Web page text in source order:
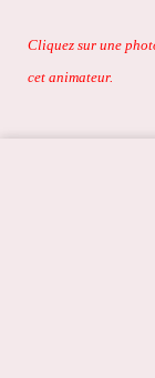
Cliquez sur une
cet animateur.